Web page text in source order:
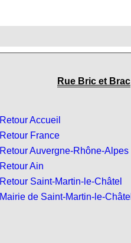
Rue Bric et Brac
Retour Accueil
Retour France
Retour Auvergne-Rhône-Alpes
Retour Ain
Retour Saint-Martin-le-Châtel
Mairie de Saint-Martin-le-Châtel